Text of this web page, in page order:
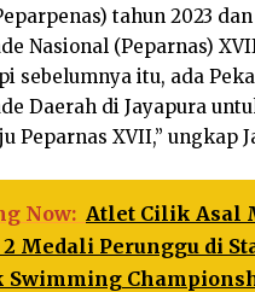
tahun 2023
Nasional (Peparnas)
sebelumnya itu, ada
Daerah di Jayapura
Peparnas XVII,” ungkap
Now: Atlet Cilik Asal
Medali Perunggu di
Swimming